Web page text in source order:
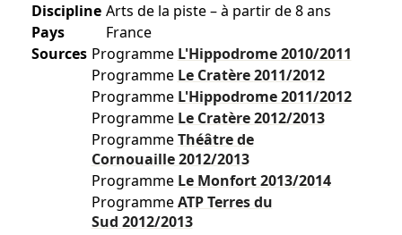
Discipline Arts de la piste – à partir de 8 ans
Pays
France
Sources Programme L'Hippodrome2010/2011
Programme Le Cratère2011/2012
Programme L'Hippodrome2011/2012
Programme Le Cratère2012/2013
ProgrammeThéâtre de
Cornouaille2012/2013
Programme Le Monfort2013/2014
ProgrammeATP Terres du
Sud 2012/2013